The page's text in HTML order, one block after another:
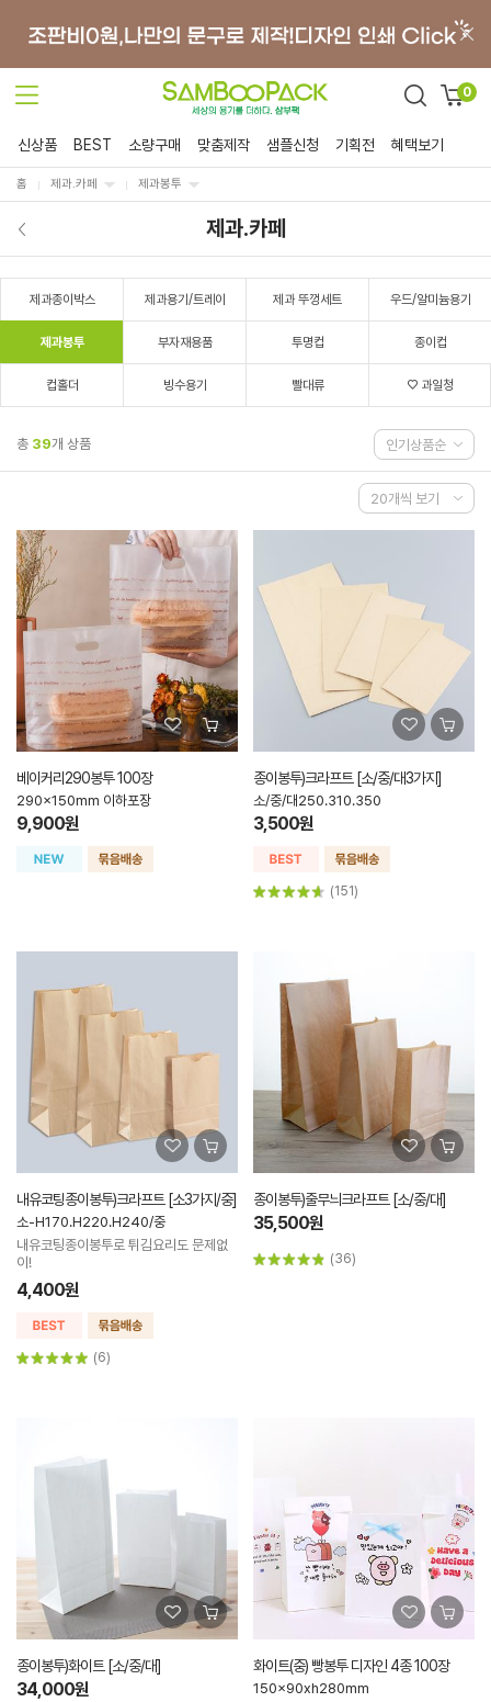
0
신상품 BEST 소량구매 맞춤제작 샘플신청 기획전 혜택보기
홈 제과.카페 제과봉투
제과.카페
제과종이박스 제과용기/트레이 제과 뚜껑세트 우드/알미늄용기
제과봉투 부자재용품 투명컵 종이컵
컵홀더 빙수용기 빨대류 ♡ 과일청
총 39개 상품
베이커리290봉투 100장
290x150mm 이하포장
9,900원
종이봉투)크라프트 [소/중/대3가지]
소/중/대250.310.350
3,500원
(151)
내유코팅종이봉투)크라프트 [소3가지/중]
소-H170.H220.H240/중
내유코팅종이봉투로 튀김요리도 문제없
이!
4,400원
(6)
종이봉투)줄무늬크라프트 [소/중/대]
35,500원
(36)
종이봉투)화이트 [소/중/대]
34,000원
화이트(중) 빵봉투 디자인 4종 100장
150x90xh280mm